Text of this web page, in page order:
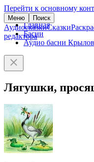
Перейти к основному
Меню Поиск
АудиосказкиСказки
редактора
Главная
Басни
Аудио басни
Лягушки,